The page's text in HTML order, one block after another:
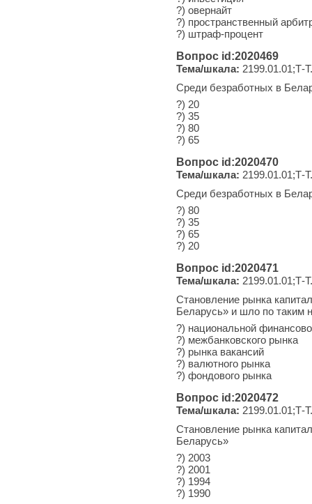
?) овернайт
?) пространственный
?) штраф-процент
Вопрос id:2020469
Тема/шкала: 2199.01.01;Т-
Среди безработных в
?) 20
?) 35
?) 80
?) 65
Вопрос id:2020470
Тема/шкала: 2199.01.01;Т-
Среди безработных в
?) 80
?) 35
?) 65
?) 20
Вопрос id:2020471
Тема/шкала: 2199.01.01;Т-
Становление рынка
Беларусь» и шло по таким
?) национальной
?) межбанковского рынка
?) рынка вакансий
?) валютного рынка
?) фондового рынка
Вопрос id:2020472
Тема/шкала: 2199.01.01;Т-
Становление рынка
Беларусь»
?) 2003
?) 2001
?) 1994
?) 1990